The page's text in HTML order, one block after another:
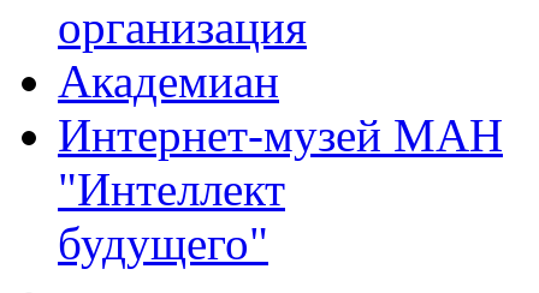
организация
Академиан
Интернет-музей МАН
"Интеллект
будущего"